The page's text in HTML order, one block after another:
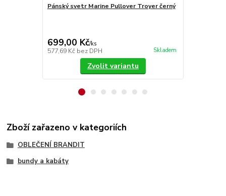
Pánský svetr Marine Pullover Troyer černý
699,00 Kč/ks
577,69 Kč bez DPH Skladem
Zvolit variantu
Zboží zařazeno v kategoriích
OBLEČENÍ BRANDIT
bundy a kabáty